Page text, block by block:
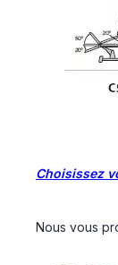
Choisissez
Nous vous